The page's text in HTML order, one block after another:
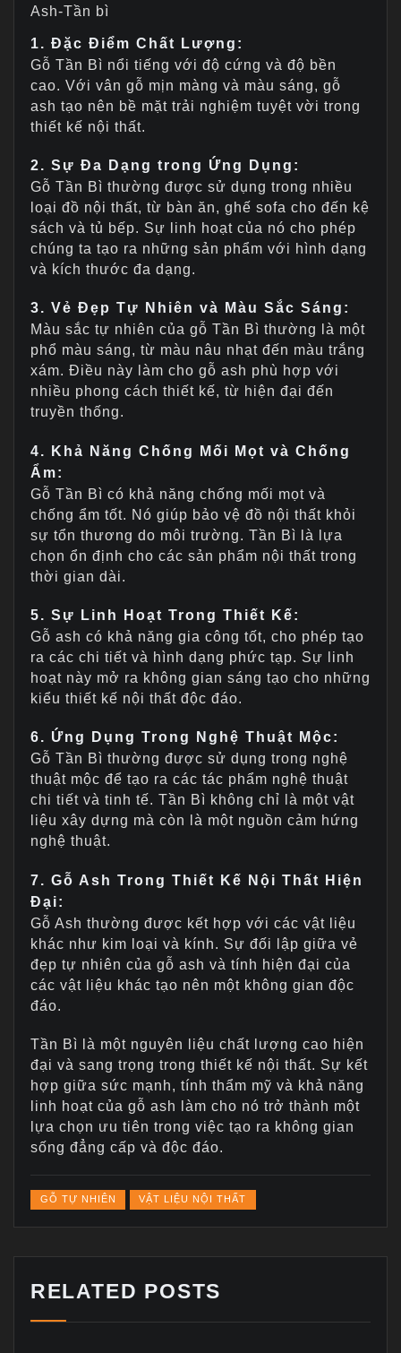
Ash-Tần bì
1. Đặc Điểm Chất Lượng:
Gỗ Tần Bì nổi tiếng với độ cứng và độ bền
cao. Với vân gỗ mịn màng và màu sáng, gỗ
ash tạo nên bề mặt trải nghiệm tuyệt vời trong
thiết kế nội thất.
2. Sự Đa Dạng trong Ứng Dụng:
Gỗ Tần Bì thường được sử dụng trong nhiều
loại đồ nội thất, từ bàn ăn, ghế sofa cho đến kệ
sách và tủ bếp. Sự linh hoạt của nó cho phép
chúng ta tạo ra những sản phẩm với hình dạng
và kích thước đa dạng.
3. Vẻ Đẹp Tự Nhiên và Màu Sắc Sáng:
Màu sắc tự nhiên của gỗ Tần Bì thường là một
phổ màu sáng, từ màu nâu nhạt đến màu trắng
xám. Điều này làm cho gỗ ash phù hợp với
nhiều phong cách thiết kế, từ hiện đại đến
truyền thống.
4. Khả Năng Chống Mối Mọt và Chống
Ẩm:
Gỗ Tần Bì có khả năng chống mối mọt và
chống ẩm tốt. Nó giúp bảo vệ đồ nội thất khỏi
sự tổn thương do môi trường. Tần Bì là lựa
chọn ổn định cho các sản phẩm nội thất trong
thời gian dài.
5. Sự Linh Hoạt Trong Thiết Kế:
Gỗ ash có khả năng gia công tốt, cho phép tạo
ra các chi tiết và hình dạng phức tạp. Sự linh
hoạt này mở ra không gian sáng tạo cho những
kiểu thiết kế nội thất độc đáo.
6. Ứng Dụng Trong Nghệ Thuật Mộc:
Gỗ Tần Bì thường được sử dụng trong nghệ
thuật mộc để tạo ra các tác phẩm nghệ thuật
chi tiết và tinh tế. Tần Bì không chỉ là một vật
liệu xây dựng mà còn là một nguồn cảm hứng
nghệ thuật.
7. Gỗ Ash Trong Thiết Kế Nội Thất Hiện
Đại:
Gỗ Ash thường được kết hợp với các vật liệu
khác như kim loại và kính. Sự đối lập giữa vẻ
đẹp tự nhiên của gỗ ash và tính hiện đại của
các vật liệu khác tạo nên một không gian độc
đáo.
Tần Bì là một nguyên liệu chất lượng cao hiện
đại và sang trọng trong thiết kế nội thất. Sự kết
hợp giữa sức mạnh, tính thẩm mỹ và khả năng
linh hoạt của gỗ ash làm cho nó trở thành một
lựa chọn ưu tiên trong việc tạo ra không gian
sống đẳng cấp và độc đáo.
GỖ TỰ NHIÊN VẬT LIỆU NỘI THẤT
RELATED POSTS